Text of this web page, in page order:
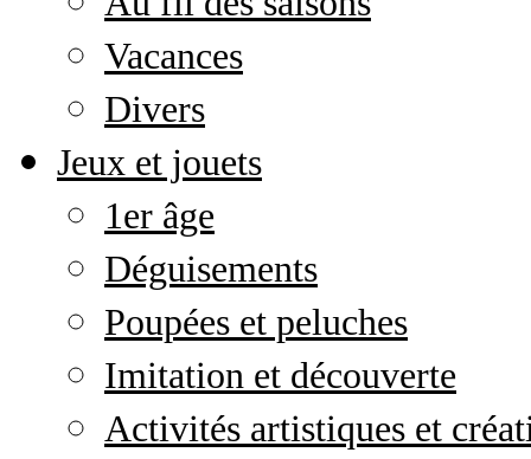
Vacances
Divers
Jeux et jouets
1er âge
Déguisements
Poupées et peluches
Imitation et découverte
Activités artistiques et